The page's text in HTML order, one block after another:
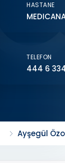
HASTANE
TELEFON
444 6
Ayşegül